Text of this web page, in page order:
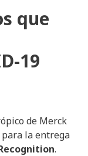
que
19
de Merck
para la entrega
.